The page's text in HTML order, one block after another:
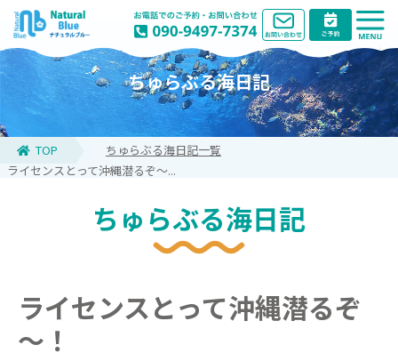
ちゅらぶる海日記
TOP
ちゅらぶる海日記一覧
ライセンスとって沖縄潜るぞ～...
ちゅらぶる海日記
ライセンスとって沖縄潜るぞ
～！